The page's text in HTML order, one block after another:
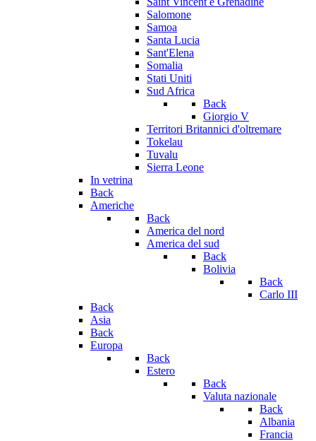
Salomone
Samoa
Santa Lucia
Sant'Elena
Somalia
Stati Uniti
Sud Africa
Back
Giorgio V
Territori Britannici d'oltremare
Tokelau
Tuvalu
Sierra Leone
In vetrina
Back
Americhe
Back
America del nord
America del sud
Back
Bolivia
Back
Carlo III
Back
Asia
Back
Europa
Back
Estero
Back
Valuta nazionale
Back
Albania
Francia